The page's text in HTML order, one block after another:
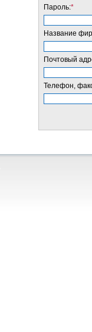
Пароль:*
Название
Почтовый
Телефон,